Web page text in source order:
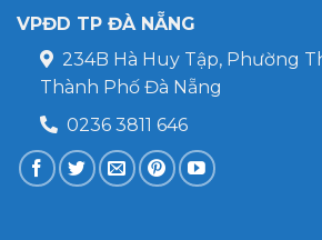
VPĐD TP ĐÀ NẴNG
234B Hà Huy Tập, Phường
Thành Phố Đà Nẵng
0236 3811 646